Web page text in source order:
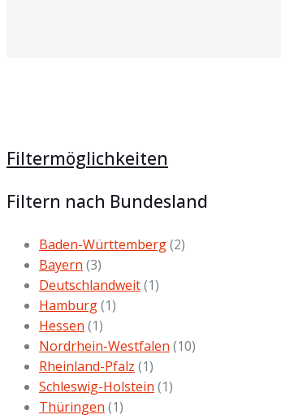
Filtermöglichkeiten
Filtern nach Bundesland
Baden-Württemberg(2)
Bayern (3)
Deutschlandweit(1)
Hamburg(1)
Hessen (1)
Nordrhein-Westfalen (10)
Rheinland-Pfalz (1)
Schleswig-Holstein (1)
Thüringen (1)